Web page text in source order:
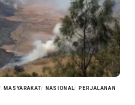
MASYARAKAT NASIONAL
PERJALANAN